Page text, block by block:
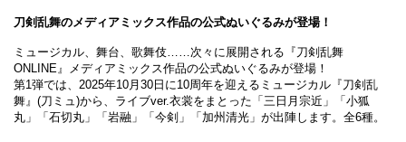
刀剣乱舞のメディアミックス作品の公式ぬいぐるみが登場！
ミュージカル、舞台、歌舞伎……次々に展開される『刀剣乱舞
ONLINE』メディアミックス作品の公式ぬいぐるみが登場！
第1弾では、2025年10月30日に10周年を迎えるミュージカル『刀剣乱
舞』(刀ミュ)から、ライブver.衣裳をまとった「三日月宗近」「小狐
丸」「石切丸」「岩融」「今剣」「加州清光」が出陣します。全6種。